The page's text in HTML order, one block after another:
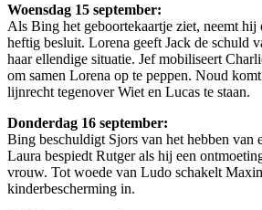
Woensdag 15 september:
Als Bing het geboortekaartje ziet, neemt hij
heftig besluit. Lorena geeft Jack de schuld
haar ellendige situatie. Jef mobiliseert
om samen Lorena op te peppen. Noud komt
lijnrecht tegenover Wiet en Lucas te staan.
Donderdag 16 september:
Bing beschuldigt Sjors van het hebben van
Laura bespiedt Rutger als hij een
vrouw. Tot woede van Ludo schakelt
kinderbescherming in.